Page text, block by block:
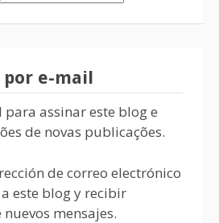
por e-mail
assinar este blog e
de novas publicações.
de correo electrónico
este blog y recibir
mensajes.